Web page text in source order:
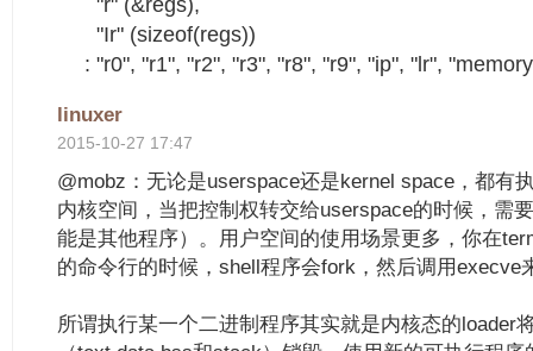
"Ir" (sizeof(regs))
: "r0", "r1", "r2", "r3", "r8", "r9", "ip", "lr",
linuxer
2015-10-27 17:47
@mobz：无论是userspace还是kernel space，都有
内核空间，当把控制权转交给userspace的时候，需
能是其他程序）。用户空间的使用场景更多，你在
的命令行的时候，shell程序会fork，然后调用execve
所谓执行某一个二进制程序其实就是内核态的loader